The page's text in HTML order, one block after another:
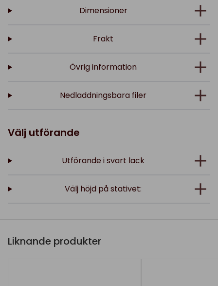
Dimensioner
Frakt
Övrig information
Nedladdningsbara filer
Välj utförande
Utförande i svart lack
Välj höjd på stativet:
Liknande produkter